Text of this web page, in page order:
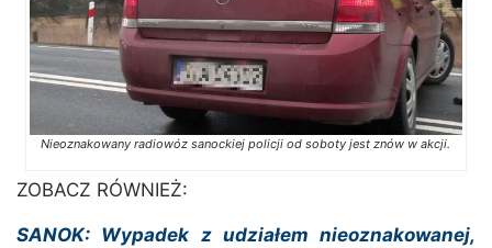
Nieoznakowany radiowóz sanockiej policji od soboty jest znów w akcji.
ZOBACZ RÓWNIEŻ:
SANOK: Wypadek z udziałem nieoznakowanej,